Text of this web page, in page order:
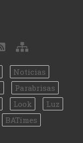
Noticias
Parabrisas
Look
Luz
BATimes